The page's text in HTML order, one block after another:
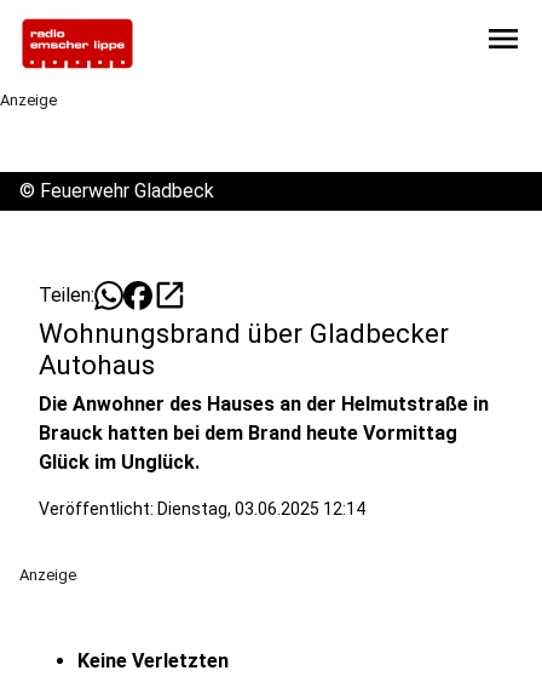
menu
Anzeige
© Feuerwehr Gladbeck
Teilen: open_in_new
Wohnungsbrand über Gladbecker
Autohaus
Die Anwohner des Hauses an der Helmutstraße in
Brauck hatten bei dem Brand heute Vormittag
Glück im Unglück.
Veröffentlicht: Dienstag, 03.06.2025 12:14
Anzeige
Keine Verletzten